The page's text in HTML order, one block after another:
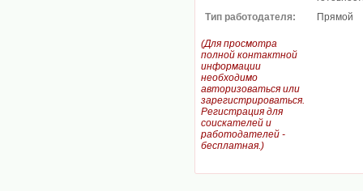
Тип работодателя:
Прямой
(Для просмотра
полной контактной
информации
необходимо
авторизоваться или
зарегистрироваться.
Регистрация для
соискателей и
работодателей -
бесплатная.)